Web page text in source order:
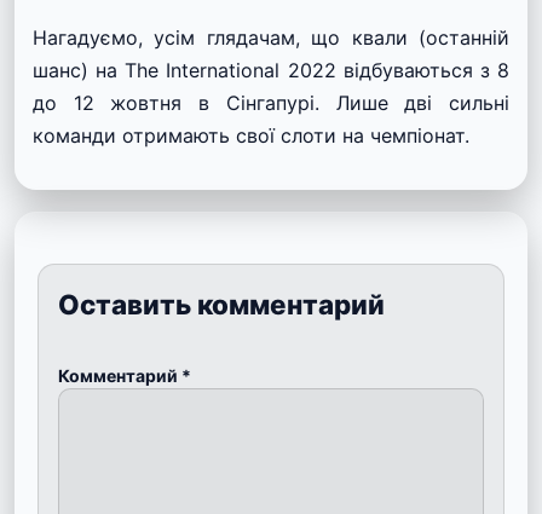
Нагадуємо, усім глядачам, що квали (останній
шанс) на The International 2022 відбуваються з 8
до 12 жовтня в Сінгапурі. Лише дві сильні
команди отримають свої слоти на чемпіонат.
Оставить комментарий
Комментарий *